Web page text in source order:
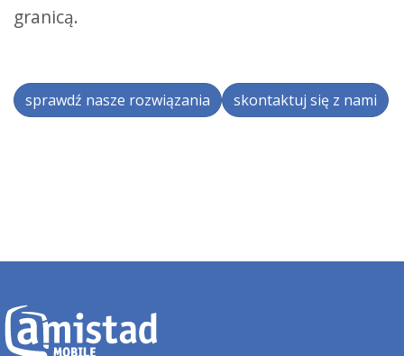
granicą.
sprawdź nasze rozwiązania skontaktuj się z nami